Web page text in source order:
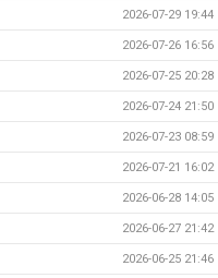
2026-07-29 19:44
2026-07-26 16:56
2026-07-25 20:28
2026-07-24 21:50
2026-07-23 08:59
2026-07-21 16:02
2026-06-28 14:05
2026-06-27 21:42
2026-06-25 21:46